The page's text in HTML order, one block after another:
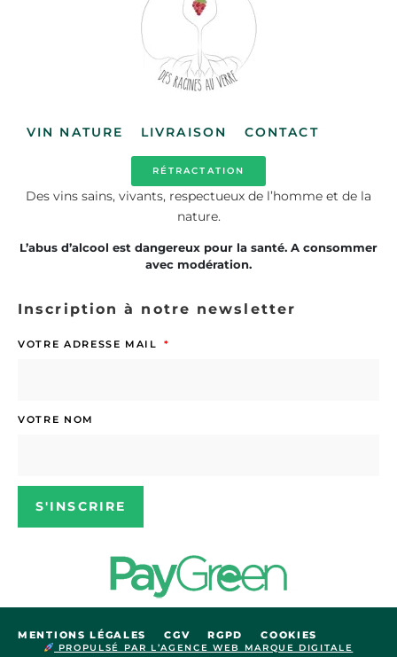
VIN NATURE LIVRAISON CONTACT
RÉTRACTATION
Des vins sains, vivants, respectueux de l’homme et de la
nature.
L’abus d’alcool est dangereux pour la santé. A consommer
avec modération.
Inscription à notre newsletter
VOTRE ADRESSE MAIL
VOTRE NOM
S'INSCRIRE
PROPULSÉ PAR L’AGENCE WEB MARQUE DIGITALE
MENTIONS LÉGALES CGV RGPD COOKIES